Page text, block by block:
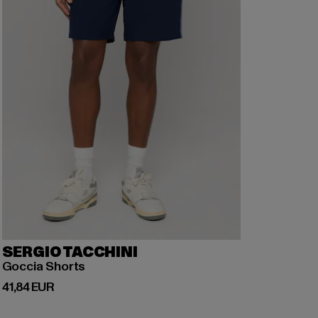
SERGIO TACCHINI
Goccia Shorts
41,84 EUR
Prix courant: 41,84 EUR